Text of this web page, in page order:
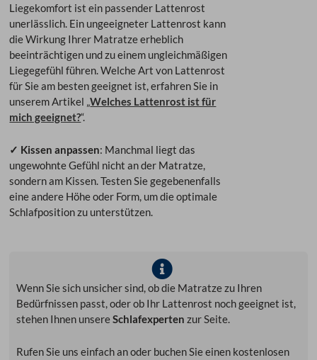
Liegekomfort ist ein passender Lattenrost
unerlässlich. Ein ungeeigneter Lattenrost kann
die Wirkung Ihrer Matratze erheblich
beeinträchtigen und zu einem ungleichmäßigen
Liegegefühl führen. Welche Art von Lattenrost
für Sie am besten geeignet ist, erfahren Sie in
unserem Artikel „Welches Lattenrost ist für
mich geeignet?“.
✓ Kissen anpassen: Manchmal liegt das
ungewohnte Gefühl nicht an der Matratze,
sondern am Kissen. Testen Sie gegebenenfalls
eine andere Höhe oder Form, um die optimale
Schlafposition zu unterstützen.
Wenn Sie sich unsicher sind, ob die Matratze zu Ihren
Bedürfnissen passt, oder ob Ihr Lattenrost noch geeignet ist,
stehen Ihnen unsereSchlafexpertenzur Seite.
Rufen Sie uns einfach an oder buchen Sie einen kostenlosen